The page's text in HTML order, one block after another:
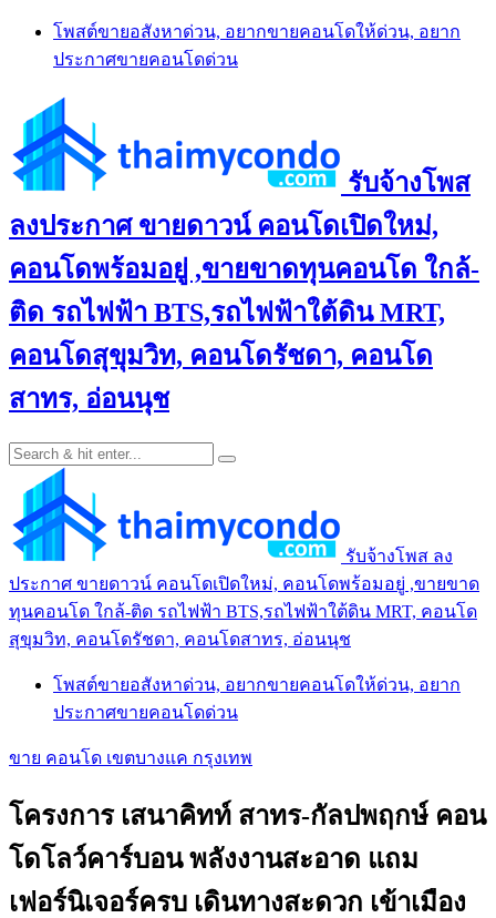
Skip
content
โพสต์ขายอสังหาด่วน, อยากขายคอนโดให้ด่วน, อยาก
ประกาศขายคอนโดด่วน
รับจ้างโพส
ลงประกาศ ขายดาวน์ คอนโดเปิดใหม่,
คอนโดพร้อมอยู่ ,ขายขาดทุนคอนโด ใกล้-
ติด รถไฟฟ้า BTS,รถไฟฟ้าใต้ดิน MRT,
คอนโดสุขุมวิท, คอนโดรัชดา, คอนโด
สาทร, อ่อนนุช
รับจ้างโพส ลง
ประกาศ ขายดาวน์ คอนโดเปิดใหม่, คอนโดพร้อมอยู่ ,ขายขาด
ทุนคอนโด ใกล้-ติด รถไฟฟ้า BTS,รถไฟฟ้าใต้ดิน MRT, คอนโด
สุขุมวิท, คอนโดรัชดา, คอนโดสาทร, อ่อนนุช
โพสต์ขายอสังหาด่วน, อยากขายคอนโดให้ด่วน, อยาก
ประกาศขายคอนโดด่วน
ขาย คอนโด เขตบางแค กรุงเทพ
โครงการ เสนาคิทท์ สาทร-กัลปพฤกษ์ คอน
โดโลว์คาร์บอน พลังงานสะอาด แถม
เฟอร์นิเจอร์ครบ เดินทางสะดวก เข้าเมือง